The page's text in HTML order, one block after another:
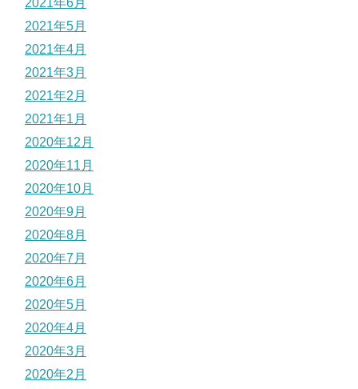
2021年5月
2021年4月
2021年3月
2021年2月
2021年1月
2020年12月
2020年11月
2020年10月
2020年9月
2020年8月
2020年7月
2020年6月
2020年5月
2020年4月
2020年3月
2020年2月